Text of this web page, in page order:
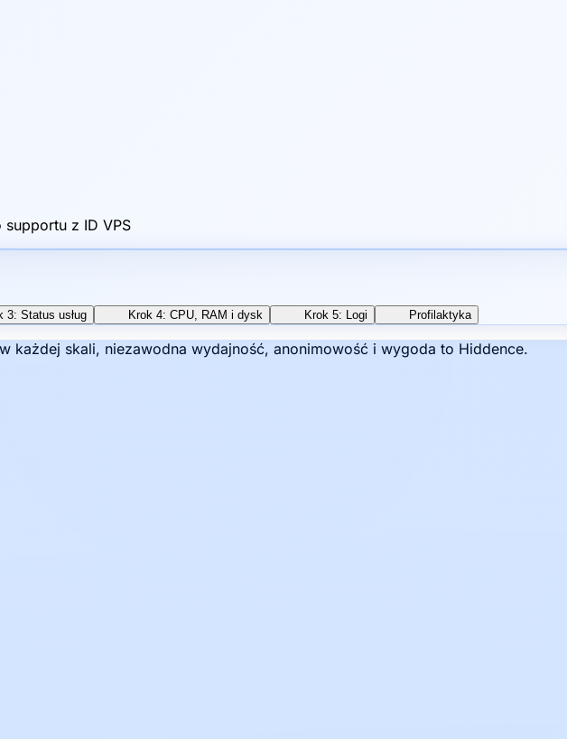
z ID VPS
3: Status usług Krok 4: CPU, RAM i dysk Krok 5: Logi Profilaktyka
każdej skali, niezawodna wydajność, anonimowość i wygoda to Hiddence.